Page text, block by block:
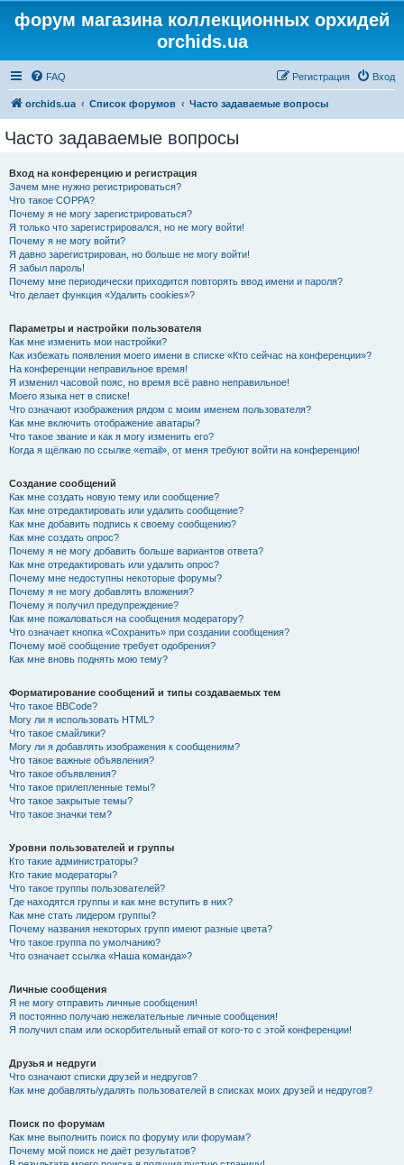
форум магазина коллекционных орхидей
orchids.ua
FAQ Вход
Регистрация
orchids.ua Список форумов Часто задаваемые вопросы
Часто задаваемые вопросы
Вход на конференцию и регистрация
Зачем мне нужно регистрироваться?
Что такое COPPA?
Почему я не могу зарегистрироваться?
Я только что зарегистрировался, но не могу войти!
Почему я не могу войти?
Я давно зарегистрирован, но больше не могу войти!
Я забыл пароль!
Почему мне периодически приходится повторять ввод имени и пароля?
Что делает функция «Удалить cookies»?
Параметры и настройки пользователя
Как мне изменить мои настройки?
Как избежать появления моего имени в списке «Кто сейчас на конференции»?
На конференции неправильное время!
Я изменил часовой пояс, но время всё равно неправильное!
Моего языка нет в списке!
Что означают изображения рядом с моим именем пользователя?
Как мне включить отображение аватары?
Что такое звание и как я могу изменить его?
Когда я щёлкаю по ссылке «email», от меня требуют войти на конференцию!
Создание сообщений
Как мне создать новую тему или сообщение?
Как мне отредактировать или удалить сообщение?
Как мне добавить подпись к своему сообщению?
Как мне создать опрос?
Почему я не могу добавить больше вариантов ответа?
Как мне отредактировать или удалить опрос?
Почему мне недоступны некоторые форумы?
Почему я не могу добавлять вложения?
Почему я получил предупреждение?
Как мне пожаловаться на сообщения модератору?
Что означает кнопка «Сохранить» при создании сообщения?
Почему моё сообщение требует одобрения?
Как мне вновь поднять мою тему?
Форматирование сообщений и типы создаваемых тем
Что такое BBCode?
Могу ли я использовать HTML?
Что такое смайлики?
Могу ли я добавлять изображения к сообщениям?
Что такое важные объявления?
Что такое объявления?
Что такое прилепленные темы?
Что такое закрытые темы?
Что такое значки тем?
Уровни пользователей и группы
Кто такие администраторы?
Кто такие модераторы?
Что такое группы пользователей?
Где находятся группы и как мне вступить в них?
Как мне стать лидером группы?
Почему названия некоторых групп имеют разные цвета?
Что такое группа по умолчанию?
Что означает ссылка «Наша команда»?
Личные сообщения
Я не могу отправить личные сообщения!
Я постоянно получаю нежелательные личные сообщения!
Я получил спам или оскорбительный email от кого-то с этой конференции!
Друзья и недруги
Что означают списки друзей и недругов?
Как мне добавлять/удалять пользователей в списках моих друзей и недругов?
Поиск по форумам
Как мне выполнить поиск по форуму или форумам?
Почему мой поиск не даёт результатов?